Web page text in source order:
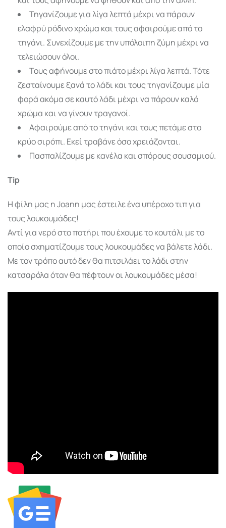
Τηγανίζουμε για λίγα λεπτά μέχρι να πάρουν
ελαφρύ ρόδινο χρώμα και τους αφαιρούμε από το
τηγάνι. Συνεχίζουμε με την υπόλοιπη ζύμη μέχρι να
τελειώσουν όλοι.
Τους αφήνουμε στο πιάτο μέχρι λίγα λεπτά. Τότε
ζεσταίνουμε ξανά το λάδι και τους τηγανίζουμε μία
φορά ακόμα σε καυτό λάδι μέχρι να πάρουν καλό
χρώμα και να γίνουν τραγανοί.
Αφαιρούμε από το τηγάνι και τους πετάμε στο
κρύο σιρόπι. Εκεί τραβάνε όσο χρειάζονται.
Πασπαλίζουμε με κανέλα και σπόρους σουσαμιού.
Tip
Η φίλη μας η Joann μας έστειλε ένα υπέροχο τιπ για
τους λουκουμάδες!
Αντί για νερό στο ποτήρι που έχουμε το κουτάλι με το
οποίο σχηματίζουμε τους λουκουμάδες να βάλετε λάδι.
Με τον τρόπο αυτό δεν θα πιτσιλάει το λάδι στην
κατσαρόλα όταν θα πέφτουν οι λουκουμάδες μέσα!